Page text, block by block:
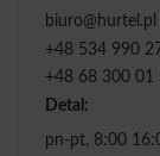
biuro@hurtel.pl
+48 534 990
+48 68 300 01
Detal:
pn-pt, 8:00